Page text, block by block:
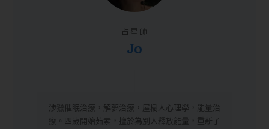
占星師
Jo
涉獵催眠治療，解夢治療，屋樹人心理學，能量治
療。四歲開始茹素，擅於為別人釋放能量，重新了